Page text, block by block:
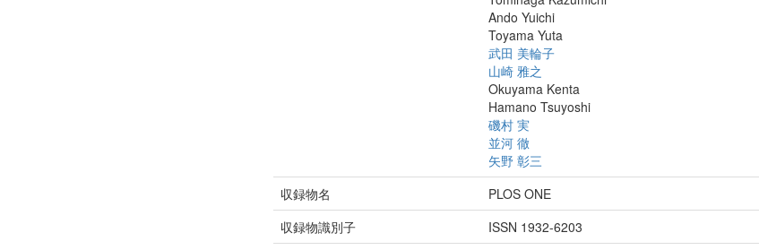
Ando Yuichi
Toyama Yuta
武田 美輪子
山崎 雅之
Okuyama Kenta
Hamano Tsuyoshi
磯村 実
並河 徹
矢野 彰三
収録物名
PLOS ONE
収録物識別子
ISSN 1932-6203